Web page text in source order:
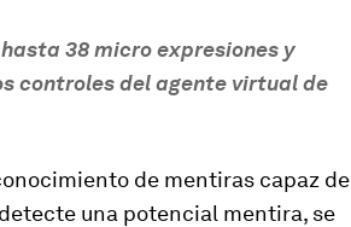
38 micro expresiones y
controles del agente virtual de
de mentiras capaz de
una potencial mentira, se